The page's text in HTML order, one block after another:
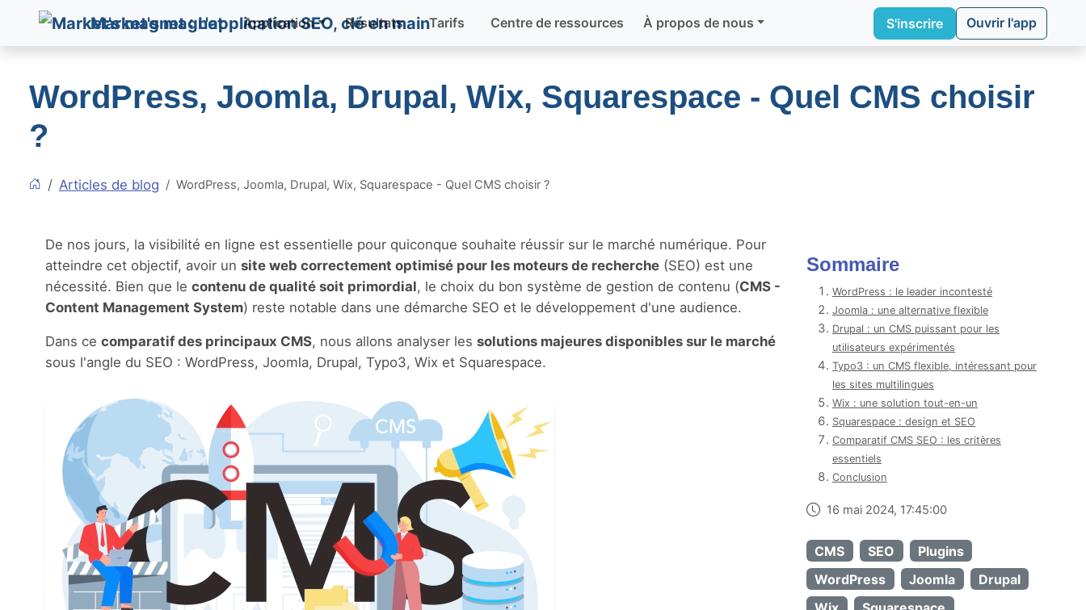
Market's magnet Application Résultats Tarifs Centre de ressources À propos de nous S'inscrire Ouvrir l'app
WordPress, Joomla, Drupal, Wix, Squarespace - Quel CMS choisir
?
Articles de blog WordPress, Joomla, Drupal, Wix, Squarespace - Quel CMS choisir ?
De nos jours, la visibilité en ligne est essentielle pour quiconque souhaite réussir sur le marché numérique. Pour
atteindre cet objectif, avoir un site web correctement optimisé pour les moteurs de recherche (SEO) est une
nécessité. Bien que le contenu de qualité soit primordial, le choix du bon système de gestion de contenu (CMS -
Content Management System) reste notable dans une démarche SEO et le développement d'une audience.
Dans ce comparatif des principaux CMS, nous allons analyser les solutions majeures disponibles sur le marché
sous l'angle du SEO : WordPress, Joomla, Drupal, Typo3, Wix et Squarespace.
Sommaire
WordPress : le leader incontesté
Joomla : une alternative flexible
Drupal : un CMS puissant pour les
utilisateurs expérimentés
Typo3 : un CMS flexible, intéressant pour
les sites multilingues
Wix : une solution tout-en-un
Squarespace : design et SEO
Comparatif CMS SEO : les critères
essentiels
Conclusion
16 mai 2024, 17:45:00
CMS SEO
Plugins
WordPress
Joomla
Drupal